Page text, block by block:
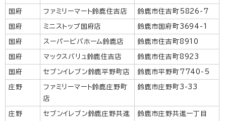
国府 ファミリーマート鈴鹿住吉店 鈴鹿市住吉町5826-7
国府 ミニストップ国府店 鈴鹿市国府町3694-1
国府 スーパービバホーム鈴鹿店 鈴鹿市住吉町8910
国府 マックスバリュ鈴鹿住吉店 鈴鹿市住吉町8923
国府 セブンイレブン鈴鹿平野町店 鈴鹿市平野町7740-5
庄野
ファミリーマート鈴鹿庄野町
店
鈴鹿市庄野町3-33
庄野
セブンイレブン鈴鹿庄野共進
鈴鹿市庄野共進一丁目